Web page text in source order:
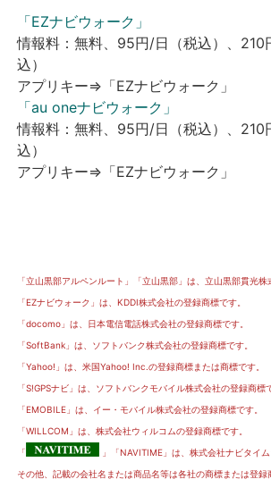
「EZナビウォーク」
情報料：無料、95円/日（税込）、210
込）
アプリキー⇒「EZナビウォーク」
「au oneナビウォーク」
情報料：無料、95円/日（税込）、210
込）
アプリキー⇒「EZナビウォーク」
「立山黒部アルペンルート」「立山黒部」は、立山黒部貫光株
「EZナビウォーク」は、KDDI株式会社の登録商標です。
「docomo」は、日本電信電話株式会社の登録商標です。
「SoftBank」は、ソフトバンク株式会社の登録商標です。
「Yahoo!」は、米国Yahoo! Inc.の登録商標または商標です。
「S!GPSナビ」は、ソフトバンクモバイル株式会社の登録商標
「EMOBILE」は、イー・モバイル株式会社の登録商標です。
「WILLCOM」は、株式会社ウィルコムの登録商標です。
「
」「NAVITIME」は、株式会社ナビタイ
その他、記載の会社名または商品名等は各社の商標または登録